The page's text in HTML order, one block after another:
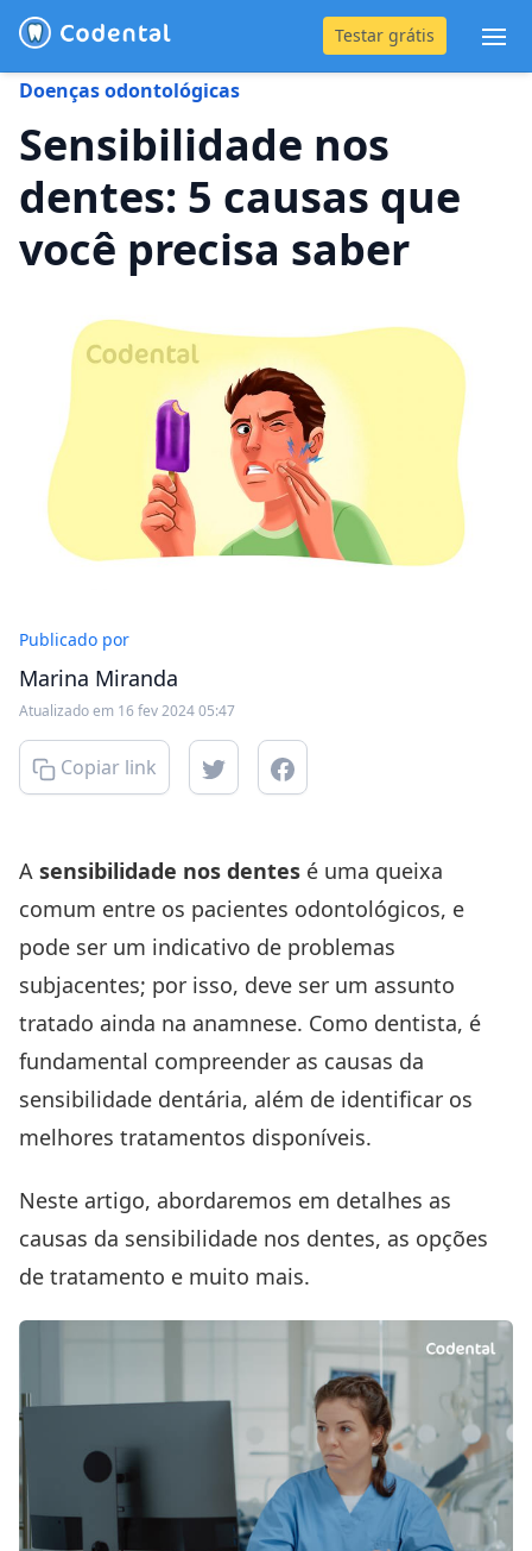
Testar grátis
(31) 4042-0882
Blog
Recursos
Entrar
Doenças odontológicas
Sensibilidade nos
dentes: 5 causas que
você precisa saber
Publicado por
Marina Miranda
Atualizado em 16 fev 2024 05:47
Copiar link
A sensibilidade nos dentes é uma queixa
comum entre os pacientes odontológicos, e
pode ser um indicativo de problemas
subjacentes; por isso, deve ser um assunto
tratado ainda na anamnese. Como dentista, é
fundamental compreender as causas da
sensibilidade dentária, além de identificar os
melhores tratamentos disponíveis.
Neste artigo, abordaremos em detalhes as
causas da sensibilidade nos dentes, as opções
de tratamento e muito mais.